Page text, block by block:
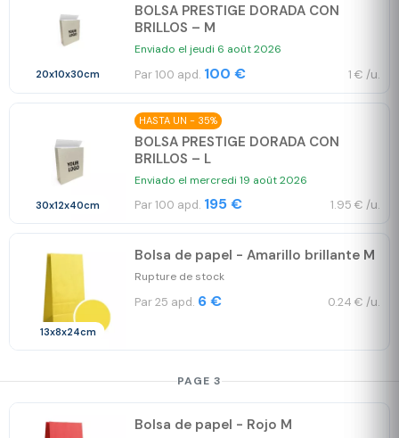
20x10x30cm
BOLSA PRESTIGE DORADA CON
BRILLOS – M
Enviado el jeudi 6 août 2026
Par 100 apd. 100 € 1 € /u.
30x12x40cm
HASTA UN - 35%
BOLSA PRESTIGE DORADA CON
BRILLOS – L
Enviado el mercredi 19 août 2026
Par 100 apd. 195 € 1.95 € /u.
13x8x24cm
Bolsa de papel - Amarillo brillante M
Rupture de stock
Par 25 apd. 6 € 0.24 € /u.
PAGE 3
Bolsa de papel - Rojo M